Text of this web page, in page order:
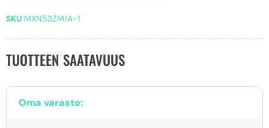
SKU MXN53ZM/A-1
TUOTTEEN SAATAVUUS
Oma varasto: